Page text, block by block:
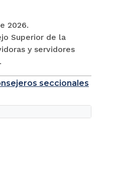
2026.
Superior de la
y servidores
seccionales